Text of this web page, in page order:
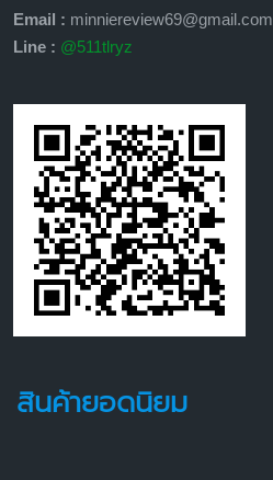
Email : minniereview69@gmail.com
Line : @511tlryz
สินค้ายอดนิยม